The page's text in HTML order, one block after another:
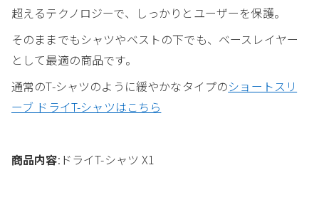
超えるテクノロジーで、しっかりとユーザーを保護。
そのままでもシャツやベストの下でも、ベースレイヤー
として最適の商品です。
通常のT-シャツのように緩やかなタイプのショートスリ
ーブ ドライT-シャツはこちら
商品内容:ドライT-シャツ X1